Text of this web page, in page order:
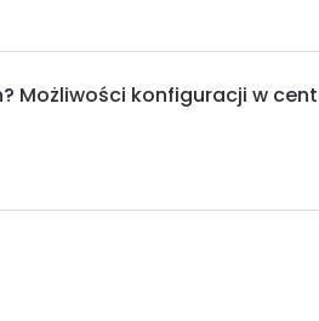
Możliwości konfiguracji w